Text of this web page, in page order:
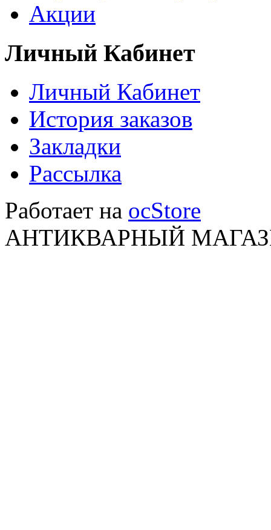
Акции
Личный Кабинет
Личный Кабинет
История заказов
Закладки
Рассылка
Работает на ocStore
АНТИКВАРНЫЙ